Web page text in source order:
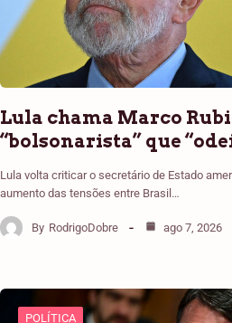
Lula chama Marco
“bolsonarista” que
Lula volta criticar o secretário de Estado
aumento das tensões entre Brasil…
By RodrigoDobre ago 7, 2026
POLÍTICA